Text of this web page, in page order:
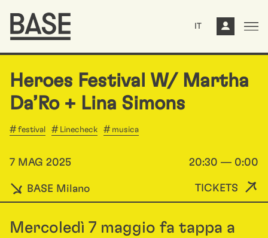
IT
Heroes Festival W/ Martha
Da’Ro + Lina Simons
festival Linecheck musica
7 MAG 2025 20:30 — 0:00
BASE Milano TICKETS
Mercoledì 7 maggio fa tappa a